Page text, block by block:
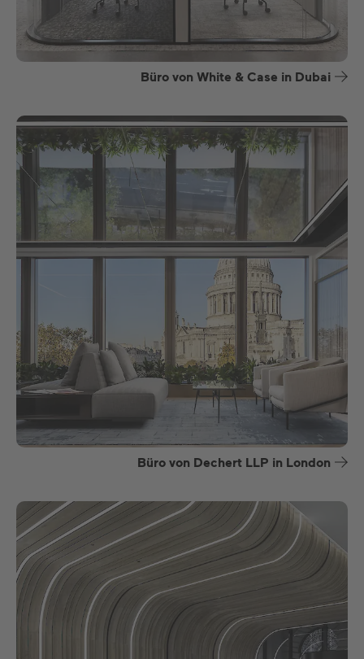
Büro von White & Case in Dubai
Büro von Dechert LLP in London